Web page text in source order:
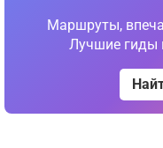
Маршруты,
Лучшие гиды